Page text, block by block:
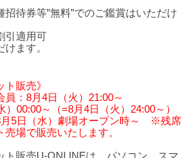
待券等”無料”でのご鑑賞はいただけ
引適用可
ます。
ト販売》
：8月4日（火）21:00～
00:00～（=8月4日（火）24:00～）
月5日（水）劇場オープン時～ ※残席
場で販売いたします。